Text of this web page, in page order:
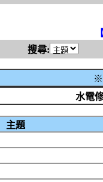
搜尋:
※
水電
主題